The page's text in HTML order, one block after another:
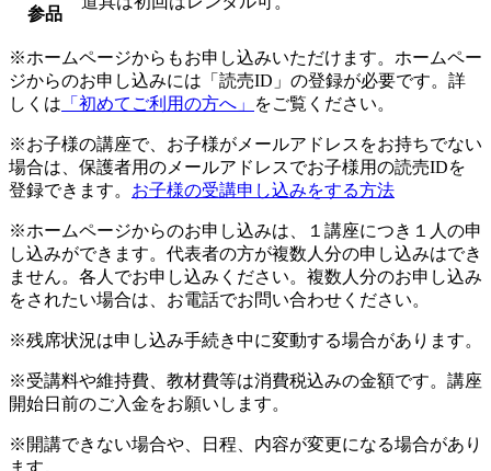
参品
※ホームページからもお申し込みいただけます。ホームペー
ジからのお申し込みには「読売ID」の登録が必要です。詳
しくは 「初めてご利用の方へ」 をご覧ください。
※お子様の講座で、お子様がメールアドレスをお持ちでない
場合は、保護者用のメールアドレスでお子様用の読売IDを
登録できます。 お子様の受講申し込みをする方法
※ホームページからのお申し込みは、１講座につき１人の申
し込みができます。代表者の方が複数人分の申し込みはでき
ません。各人でお申し込みください。複数人分のお申し込み
をされたい場合は、お電話でお問い合わせください。
※残席状況は申し込み手続き中に変動する場合があります。
※受講料や維持費、教材費等は消費税込みの金額です。講座
開始日前のご入金をお願いします。
※開講できない場合や、日程、内容が変更になる場合があり
ます。